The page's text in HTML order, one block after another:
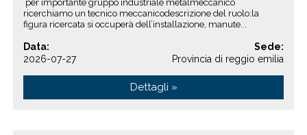
per importante gruppo industriale metalmeccanico
ricerchiamo un tecnico meccanicodescrizione del ruolo:la
figura ricercata si occuperà dell’installazione, manute...
Data:
2026-07-27
Sede:
Provincia di reggio emilia
Dettagli »